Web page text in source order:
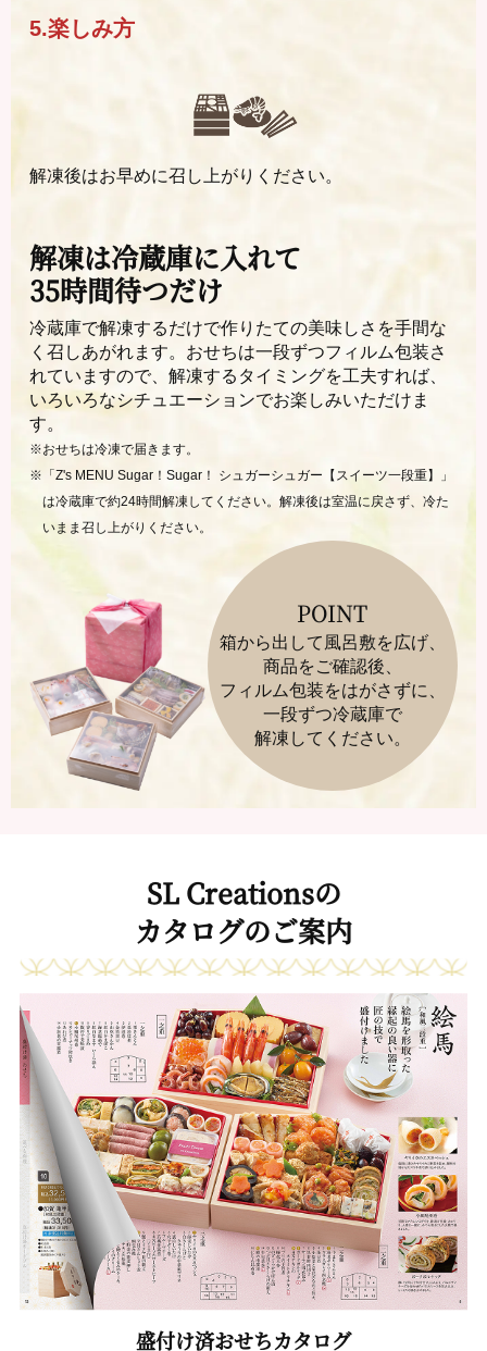
5.楽しみ方
解凍後はお早めに召し上がりください。
解凍は冷蔵庫に入れて
35時間待つだけ
冷蔵庫で解凍するだけで作りたての美味しさを手間な
く召しあがれます。おせちは一段ずつフィルム包装さ
れていますので、解凍するタイミングを工夫すれば、
いろいろなシチュエーションでお楽しみいただけま
す。
※おせちは冷凍で届きます。
※「Z's MENU Sugar！Sugar！ シュガーシュガー【スイーツ一段重】」
は冷蔵庫で約24時間解凍してください。解凍後は室温に戻さず、冷た
いまま召し上がりください。
POINT
箱から出して風呂敷を広げ、
商品をご確認後、
フィルム包装をはがさずに、
一段ずつ冷蔵庫で
解凍してください。
SL Creationsの
カタログのご案内
盛付け済おせちカタログ